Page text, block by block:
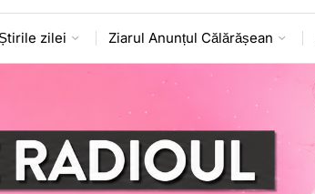
zilei Ziarul Anunțul Călărășean